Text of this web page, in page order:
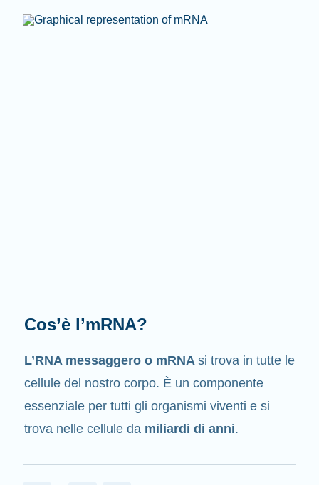
Qual è il suo compito?
Come suggerisce il suo nome, l’mRNA è un
messaggero. Interagisce con altri componenti
presenti nelle cellule che aiutano a creare le
proteine.